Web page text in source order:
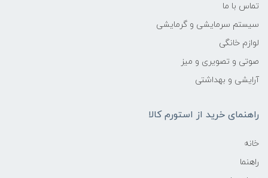
تماس با ما
سیستم سرمایشی و گرمایشی
لوازم خانگی
صوتی و تصویری و میز
آرایشی و بهداشتی
راهنمای خرید از استورم کالا
خانه
راهنما